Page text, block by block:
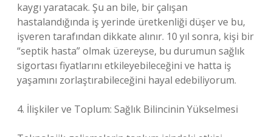
kaygı yaratacak. Şu an bile, bir çalışan
hastalandığında iş yerinde üretkenliği düşer ve bu,
işveren tarafından dikkate alınır. 10 yıl sonra, kişi bir
“septik hasta” olmak üzereyse, bu durumun sağlık
sigortası fiyatlarını etkileyebileceğini ve hatta iş
yaşamını zorlaştırabileceğini hayal edebiliyorum.
4. İlişkiler ve Toplum: Sağlık Bilincinin Yükselmesi